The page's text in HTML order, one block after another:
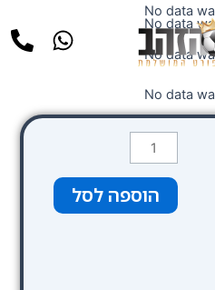
No data
No data
No data
No data
כמות
של
St.
Giles
הוספה לסל